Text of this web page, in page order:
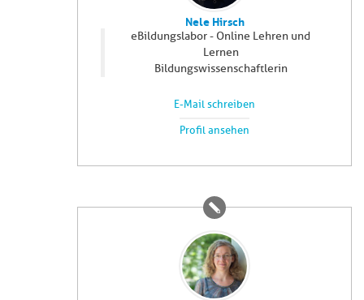
Nele Hirsch
eBildungslabor - Online Lehren und
Lernen
Bildungswissenschaftlerin
E-Mail schreiben
Profil ansehen